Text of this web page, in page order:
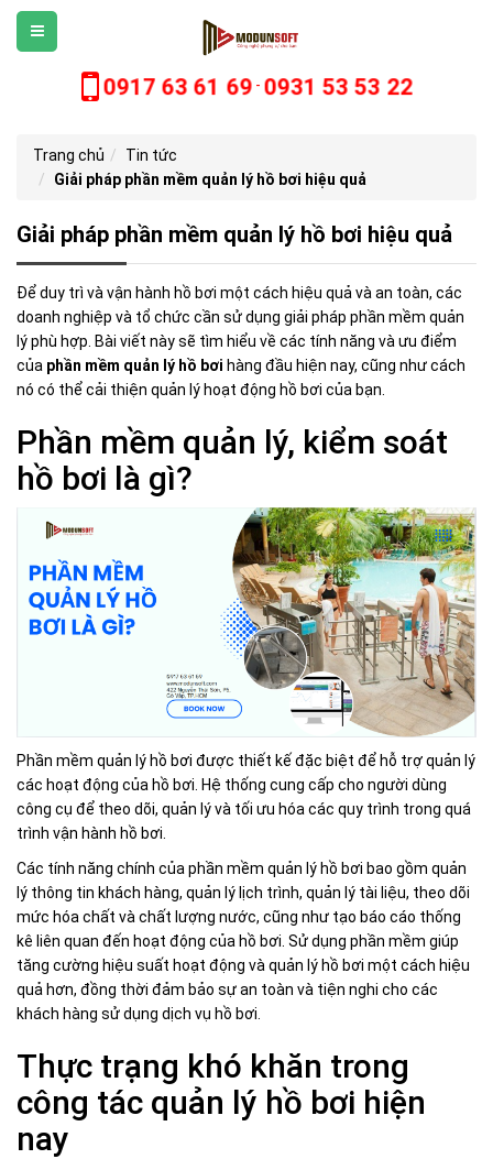
0917 63 61 69 -0931 53 53 22
Trang chủ
Tin tức
Giải pháp phần mềm quản lý hồ bơi hiệu quả
Giải pháp phần mềm quản lý hồ bơi hiệu quả
Để duy trì và vận hành hồ bơi một cách hiệu quả và an toàn, các
doanh nghiệp và tổ chức cần sử dụng giải pháp phần mềm quản
lý phù hợp. Bài viết này sẽ tìm hiểu về các tính năng và ưu điểm
của phần mềm quản lý hồ bơi hàng đầu hiện nay, cũng như cách
nó có thể cải thiện quản lý hoạt động hồ bơi của bạn.
Phần mềm quản lý, kiểm soát
hồ bơi là gì?
Phần mềm quản lý hồ bơi được thiết kế đặc biệt để hỗ trợ quản lý
các hoạt động của hồ bơi. Hệ thống cung cấp cho người dùng
công cụ để theo dõi, quản lý và tối ưu hóa các quy trình trong quá
trình vận hành hồ bơi.
Các tính năng chính của phần mềm quản lý hồ bơi bao gồm quản
lý thông tin khách hàng, quản lý lịch trình, quản lý tài liệu, theo dõi
mức hóa chất và chất lượng nước, cũng như tạo báo cáo thống
kê liên quan đến hoạt động của hồ bơi. Sử dụng phần mềm giúp
tăng cường hiệu suất hoạt động và quản lý hồ bơi một cách hiệu
quả hơn, đồng thời đảm bảo sự an toàn và tiện nghi cho các
khách hàng sử dụng dịch vụ hồ bơi.
Thực trạng khó khăn trong
công tác quản lý hồ bơi hiện
nay